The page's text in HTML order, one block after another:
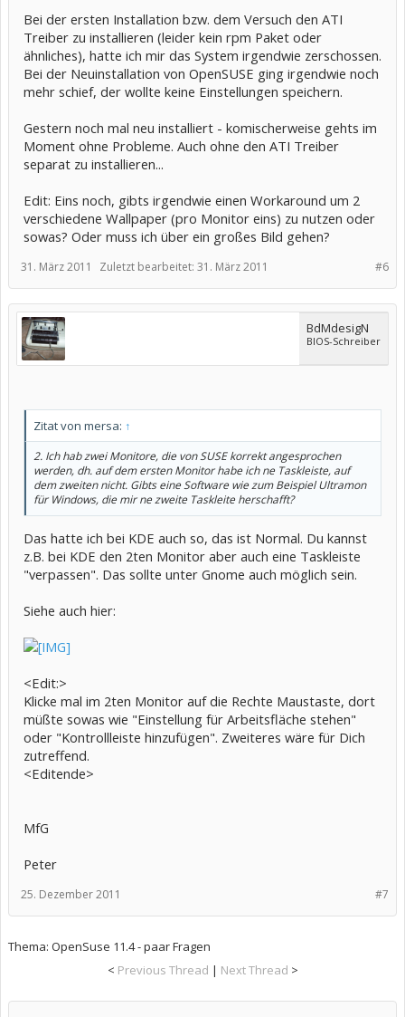
Bei der ersten Installation bzw. dem Versuch den ATI
Treiber zu installieren (leider kein rpm Paket oder
ähnliches), hatte ich mir das System irgendwie zerschossen.
Bei der Neuinstallation von OpenSUSE ging irgendwie noch
mehr schief, der wollte keine Einstellungen speichern.
Gestern noch mal neu installiert - komischerweise gehts im
Moment ohne Probleme. Auch ohne den ATI Treiber
separat zu installieren...
Edit: Eins noch, gibts irgendwie einen Workaround um 2
verschiedene Wallpaper (pro Monitor eins) zu nutzen oder
sowas? Oder muss ich über ein großes Bild gehen?
#6
31. März 2011 Zuletzt bearbeitet: 31. März 2011
BdMdesigN
BIOS-Schreiber
Zitat von mersa: ↑
2. Ich hab zwei Monitore, die von SUSE korrekt angesprochen
werden, dh. auf dem ersten Monitor habe ich ne Taskleiste, auf
dem zweiten nicht. Gibts eine Software wie zum Beispiel Ultramon
für Windows, die mir ne zweite Taskleite herschafft?
Das hatte ich bei KDE auch so, das ist Normal. Du kannst
z.B. bei KDE den 2ten Monitor aber auch eine Taskleiste
"verpassen". Das sollte unter Gnome auch möglich sein.
Siehe auch hier:
<Edit:>
Klicke mal im 2ten Monitor auf die Rechte Maustaste, dort
müßte sowas wie "Einstellung für Arbeitsfläche stehen"
oder "Kontrollleiste hinzufügen". Zweiteres wäre für Dich
zutreffend.
<Editende>
MfG
Peter
#7
25. Dezember 2011
Thema: OpenSuse 11.4 - paar Fragen
< Previous Thread | Next Thread >